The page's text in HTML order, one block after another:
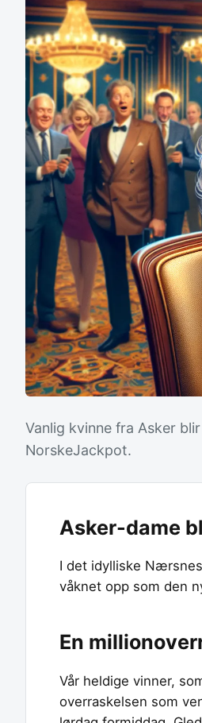
Vanlig kvinne fra Asker
NorskeJackpot.
Asker-dame
I det idylliske
våknet opp som den
En
Vår heldige vinner,
overraskelsen som